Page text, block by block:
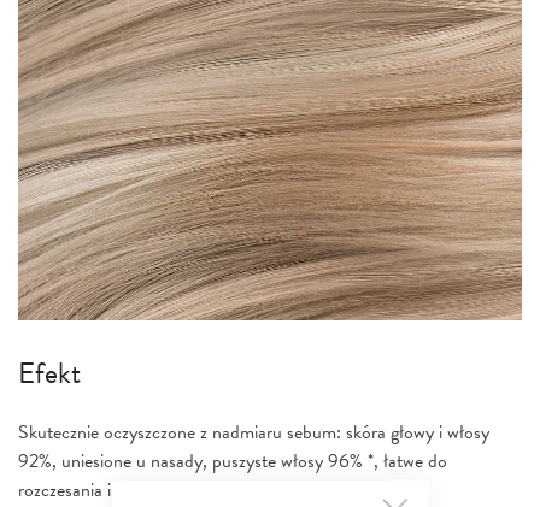
Efekt
Skutecznie oczyszczone z nadmiaru sebum: skóra głowy i włosy
92%, uniesione u nasady, puszyste włosy 96% *, łatwe do
rozczesania i stylizacji 96% *, gładkie i miękkie 92% *